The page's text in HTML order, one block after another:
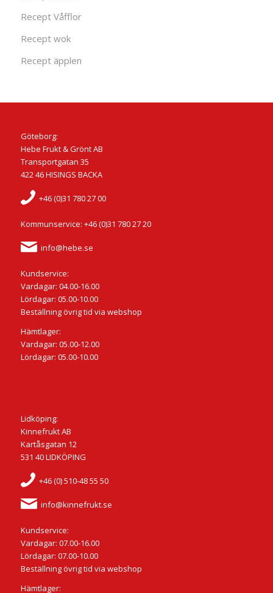
Recept Våfflor
Recept wok
Recept äpplen
Göteborg:
Hebe Frukt & Grönt AB
Transportgatan 35
422 46 HISINGS BACKA
+46 (0)31 780 27 00
Kommunservice: +46 (0)31 780 27 20
info@hebe.se
Kundservice:
Vardagar: 04.00-16.00
Lördagar: 05.00-10.00
Beställning övrig tid via webshop
Hämtlager:
Vardagar: 05.00-12.00
Lördagar: 05.00-10.00
Lidköping:
Kinnefrukt AB
Kartåsgatan 12
531 40 LIDKÖPING
+46 (0) 510-48 55 50
info@kinnefrukt.se
Kundservice:
Vardagar: 07.00-16.00
Lördagar: 07.00-10.00
Beställning övrig tid via webshop
Hämtlager: